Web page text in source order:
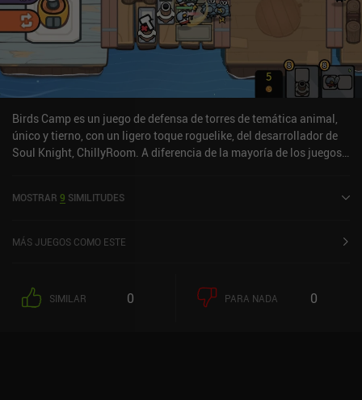
Birds Camp es un juego de defensa de torres de temática animal,
único y tierno, con un ligero toque roguelike, del desarrollador de
Soul Knight, ChillyRoom. A diferencia de la mayoría de los juegos
pueden destruir nuestras torres si no tenemos cuidado, pero
temporalmente a un enemigo. Además, el área de juego se expande
contratar mercenarios, o un núcleo de escarcha que podemos
activar para congelar a los enemigos. Utilizarlos estratégicamente
MOSTRAR 9 SIMILITUDES
MÁS JUEGOS COMO ESTE
SIMILAR 0 PARA NADA 0